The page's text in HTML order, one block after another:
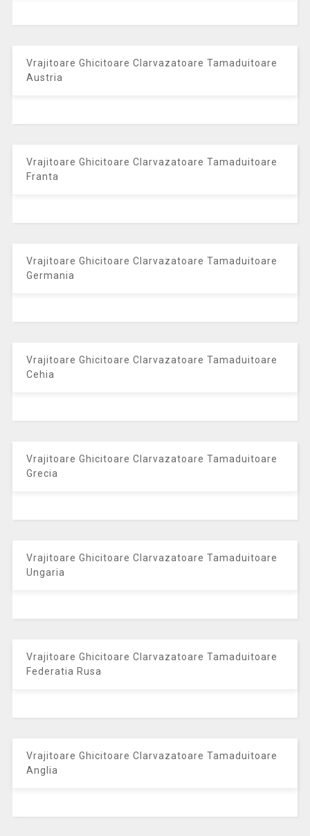
Vrajitoare Ghicitoare Clarvazatoare Tamaduitoare
Austria
Vrajitoare Ghicitoare Clarvazatoare Tamaduitoare
Franta
Vrajitoare Ghicitoare Clarvazatoare Tamaduitoare
Germania
Vrajitoare Ghicitoare Clarvazatoare Tamaduitoare
Cehia
Vrajitoare Ghicitoare Clarvazatoare Tamaduitoare
Grecia
Vrajitoare Ghicitoare Clarvazatoare Tamaduitoare
Ungaria
Vrajitoare Ghicitoare Clarvazatoare Tamaduitoare
Federatia Rusa
Vrajitoare Ghicitoare Clarvazatoare Tamaduitoare
Anglia